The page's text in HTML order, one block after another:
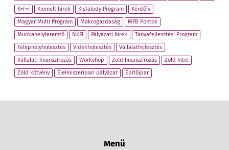
K+F+I
Kiemelt hírek Kisfaludy Program
Kérdőív
Magyar Multi Program
Makrogazdaság
MFB Pontok
Munkahelyteremtő
NKFI Pályázati hírek
Tanyafejlesztési Program
Telephelyfejlesztés
Vidékfejlesztés
Vállalatfejlesztés
Vállalati finanszírozás
Workshop Zöld finanszírozás
Zöld hitel
Zöld kötvény
Élelmiszeripari pályázat Építőipar
Menü